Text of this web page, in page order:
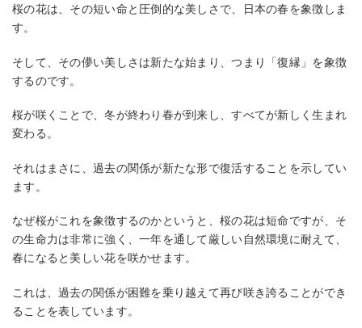
桜の花は、その短い命と圧倒的な美しさで、日本の春を象徴しま
す。
そして、その儚い美しさは新たな始まり、つまり「復縁」を象徴
するのです。
桜が咲くことで、冬が終わり春が到来し、すべてが新しく生まれ
変わる。
それはまさに、過去の関係が新たな形で復活することを示してい
ます。
なぜ桜がこれを象徴するのかというと、桜の花は短命ですが、そ
の生命力は非常に強く、一年を通して厳しい自然環境に耐えて、
春になると美しい花を咲かせます。
これは、過去の関係が困難を乗り越えて再び咲き誇ることができ
ることを表しています。